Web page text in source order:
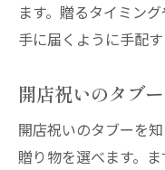
ます。贈るタイミン
手に届くように手配す
開店祝いのタブ
開店祝いのタブーを
贈り物を選べます。